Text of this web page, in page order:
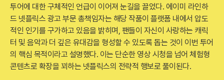
투어에 대한 구체적인 언급이 이어져 눈길을 끌었다. 에이미 라인하
드 넷플릭스 광고 부문 총책임자는 해당 작품이 플랫폼 내에서 압도
적인 인기를 구가하고 있음을 밝히며, 팬들이 자신이 사랑하는 캐릭
터 및 음악과 더 깊은 유대감을 형성할 수 있도록 돕는 것이 이번 투어
의 핵심 목적이라고 설명했다. 이는 단순한 영상 시청을 넘어 체험형
콘텐츠로 확장을 꾀하는 넷플릭스의 전략적 행보로 풀이된다.